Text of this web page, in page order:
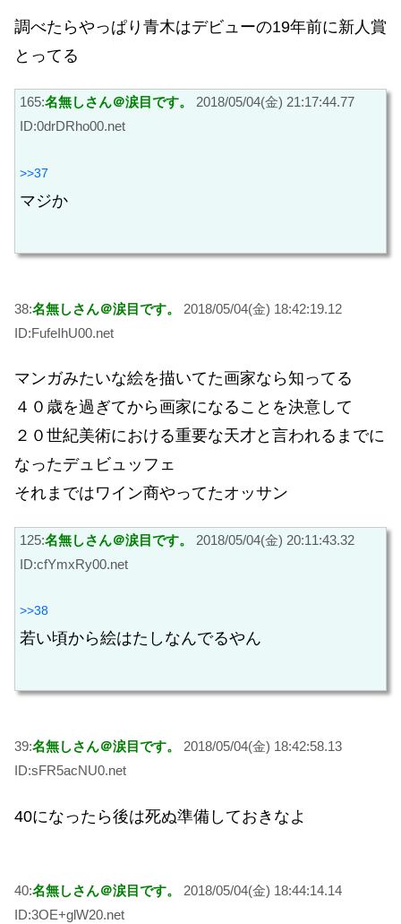
調べたらやっぱり青木はデビューの19年前に新人賞
とってる
165:名無しさん＠涙目です。
2018/05/04(金) 21:17:44.77
ID:0drDRho00.net
>>37
マジか
38:名無しさん＠涙目です。
2018/05/04(金) 18:42:19.12
ID:FufeIhU00.net
マンガみたいな絵を描いてた画家なら知ってる
４０歳を過ぎてから画家になることを決意して
２０世紀美術における重要な天才と言われるまでに
なったデュビュッフェ
それまではワイン商やってたオッサン
125:名無しさん＠涙目です。
2018/05/04(金) 20:11:43.32
ID:cfYmxRy00.net
>>38
若い頃から絵はたしなんでるやん
39:名無しさん＠涙目です。
2018/05/04(金) 18:42:58.13
ID:sFR5acNU0.net
40になったら後は死ぬ準備しておきなよ
40:名無しさん＠涙目です。
2018/05/04(金) 18:44:14.14
ID:3OE+glW20.net